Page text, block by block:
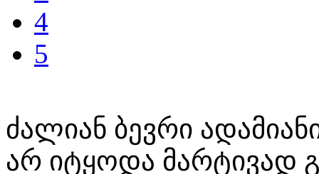
4
5
ძალიან ბევრი
არ იტყოდა მარტივად